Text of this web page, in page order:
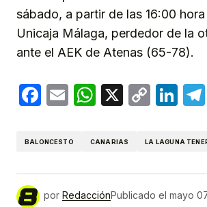
sábado, a partir de las 16:00
Unicaja Málaga, perdedor de la
ante el AEK de Atenas (65-78).
Facebook
EmailWhatsApp
X
Copy
BALONCESTO CANARIAS LA LAGUNA
por RedacciónPublicado el mayo